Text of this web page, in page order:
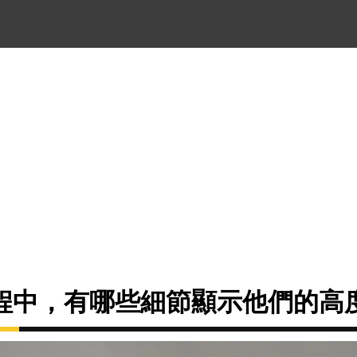
中，有哪些細節顯示他們的高